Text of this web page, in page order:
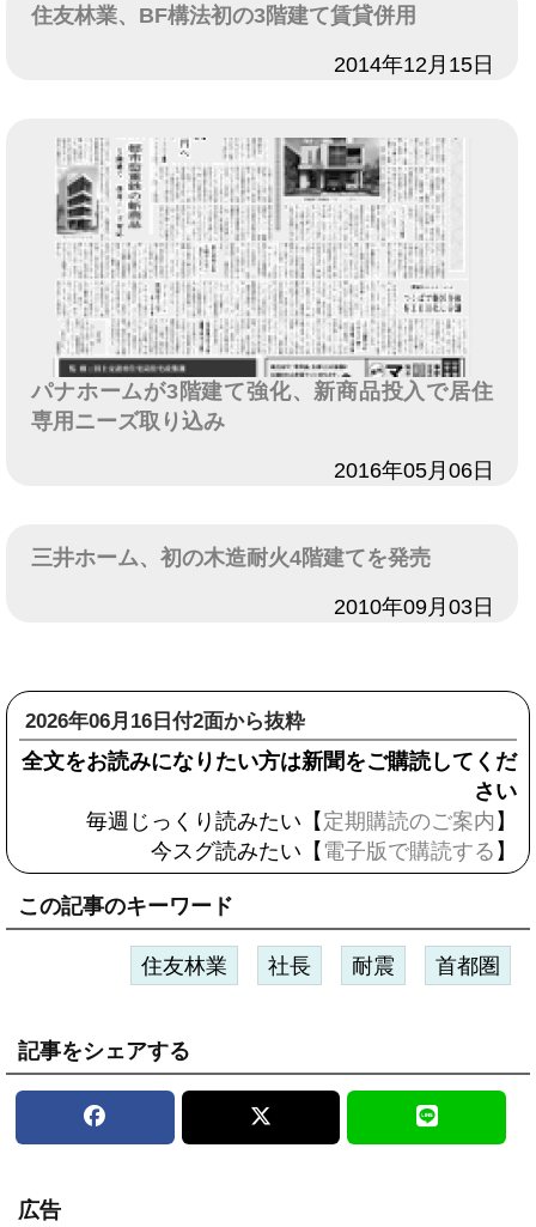
住友林業、BF構法初の3階建て賃貸併用
2014年12月15日
パナホームが3階建て強化、新商品投入で居住
専用ニーズ取り込み
2016年05月06日
三井ホーム、初の木造耐火4階建てを発売
2010年09月03日
2026年06月16日付2面から抜粋
全文をお読みになりたい方は新聞をご購読してくだ
さい
毎週じっくり読みたい【 定期購読のご案内 】
今スグ読みたい【 電子版で購読する 】
この記事のキーワード
住友林業 社長 耐震 首都圏
記事をシェアする
広告